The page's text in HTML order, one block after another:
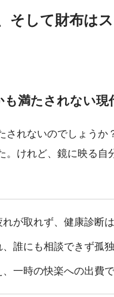
そして財布は
も満たされない現
されないのでしょうか
けれど、鏡に映る自
が取れず、健康診断は
誰にも相談できず孤独
一時の快楽への出費